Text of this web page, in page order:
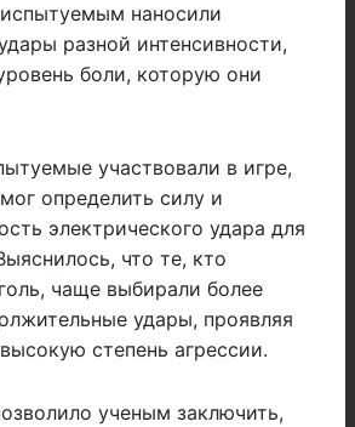
наносили
разной интенсивности,
боли, которую они
участвовали в игре,
определить силу и
электрического удара для
что те, кто
чаще выбирали более
удары, проявляя
степень агрессии.
ученым заключить,